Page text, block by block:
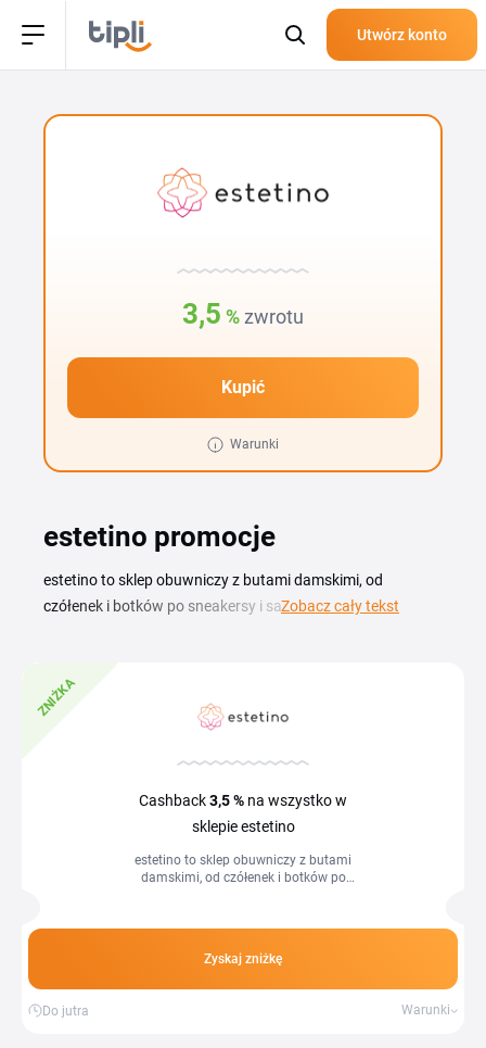
Utwórz konto
3,5 % zwrotu
Kupić
Warunki
estetino promocje
estetino to sklep obuwniczy z butami damskimi, od
czółenek i botków po sneakersy i sandały na każdy sezon.
znajdziesz na tej stronie. Wystarczy skopiować kod i wkleić
go w koszyku, zanim złożysz zamówienie. Asortyment
obejmuje buty na płaskim obcasie, na słupku i na szpilce, w
wielu kolorach i rozmiarach. Jeśli szukasz pary na co dzień
zaoszczędzić na zakupie. Przed wyborem warto sprawdzić
warunki kuponu, bo część rabatów dotyczy tylko
wybranych kolekcji lub kategorii.
Zobacz cały tekst
ZNIŻKA
Cashback3,5 % na wszystko w
sklepie estetino
estetino to sklep obuwniczy z butami
damskimi, od czółenek i botków po
estetino...
Zyskaj zniżkę
Do jutra Warunki